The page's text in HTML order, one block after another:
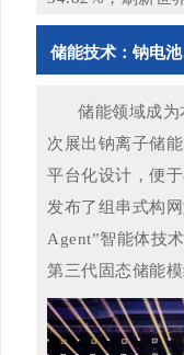
储能技术：钠电
储能领域成
次展出钠离子储
平台化设计，便
发布了组串式构
Agent”智能体技
第三代固态储能模